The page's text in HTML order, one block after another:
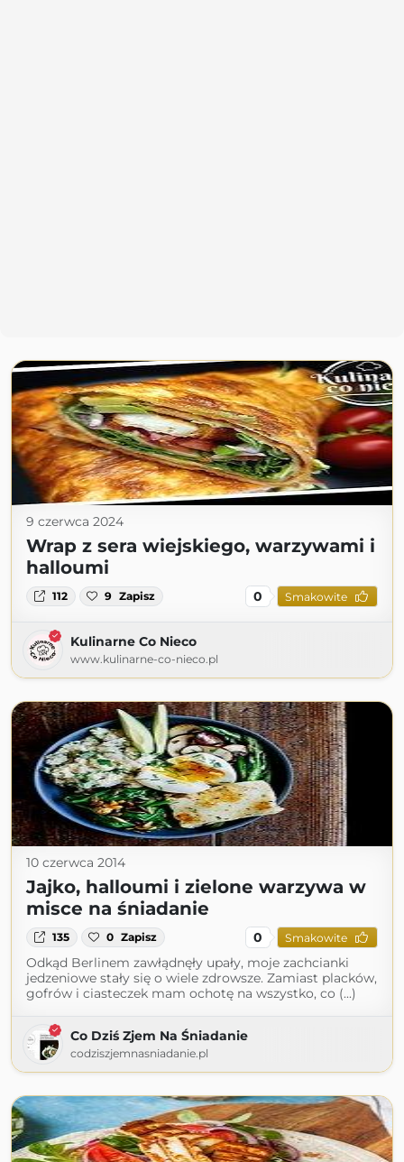
9 czerwca 2024
Wrap z sera wiejskiego, warzywami i
halloumi
112 9 Zapisz 0 Smakowite
Kulinarne Co Nieco
www.kulinarne-co-nieco.pl
10 czerwca 2014
Jajko, halloumi i zielone warzywa w
misce na śniadanie
135 0 Zapisz 0 Smakowite
Odkąd Berlinem zawłądnęły upały, moje zachcianki
jedzeniowe stały się o wiele zdrowsze. Zamiast placków,
gofrów i ciasteczek mam ochotę na wszystko, co (...)
Co Dziś Zjem Na Śniadanie
codziszjemnasniadanie.pl